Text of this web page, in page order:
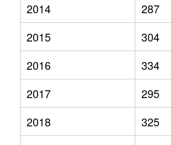
2014
287
2015
304
2016
334
2017
295
2018
325